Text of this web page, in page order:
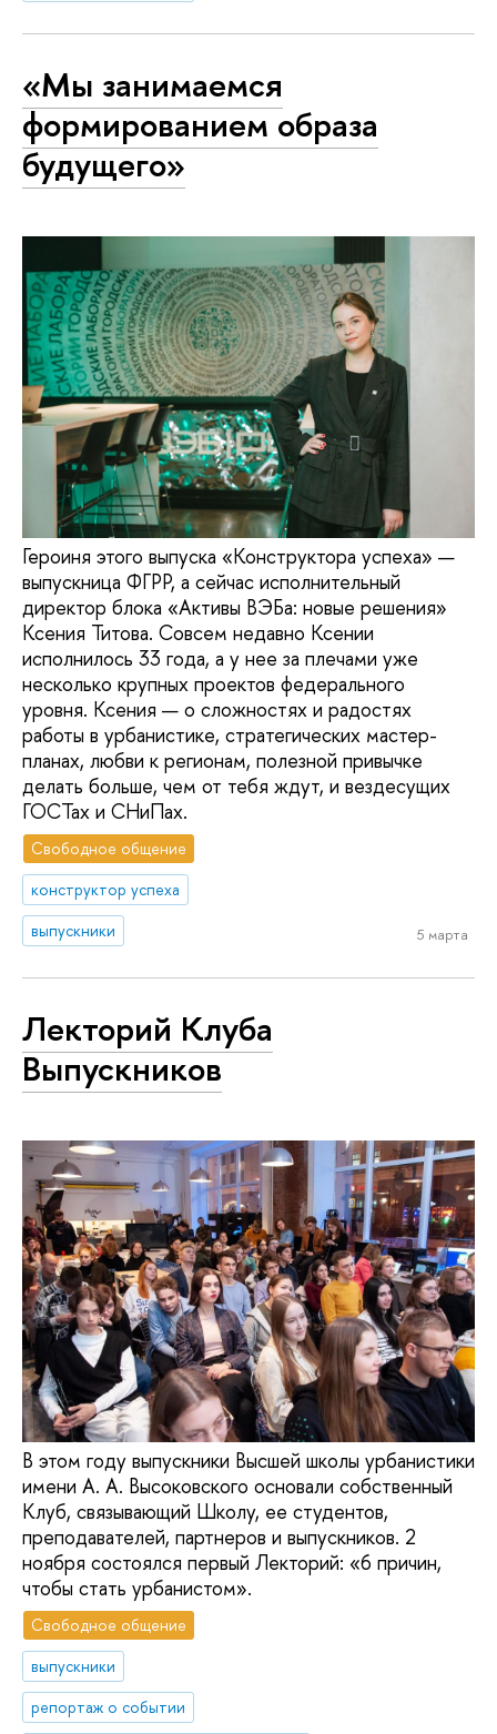
«Мы занимаемся
формированием образа
будущего»
Героиня этого выпуска «Конструктора успеха» —
выпускница ФГРР, а сейчас исполнительный
директор блока «Активы ВЭБа: новые решения»
Ксения Титова. Совсем недавно Ксении
исполнилось 33 года, а у нее за плечами уже
несколько крупных проектов федерального
уровня. Ксения — о сложностях и радостях
работы в урбанистике, стратегических мастер-
планах, любви к регионам, полезной привычке
делать больше, чем от тебя ждут, и вездесущих
ГОСТах и СНиПах.
Свободное общение
конструктор успеха
выпускники
5 марта
Лекторий Клуба
Выпускников
В этом году выпускники Высшей школы урбанистики
имени А. А. Высоковского основали собственный
Клуб, связывающий Школу, ее студентов,
преподавателей, партнеров и выпускников. 2
ноября состоялся первый Лекторий: «6 причин,
чтобы стать урбанистом».
Свободное общение
выпускники
репортаж о событии